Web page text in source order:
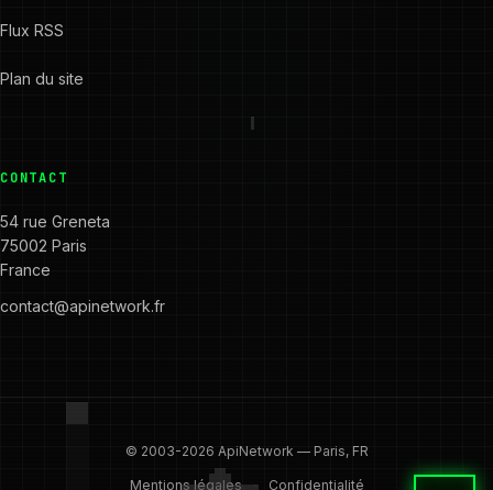
Flux RSS
Plan du site
CONTACT
54 rue Greneta
75002 Paris
France
contact@apinetwork.fr
© 2003-2026 ApiNetwork — Paris, FR
Mentions légales · Confidentialité